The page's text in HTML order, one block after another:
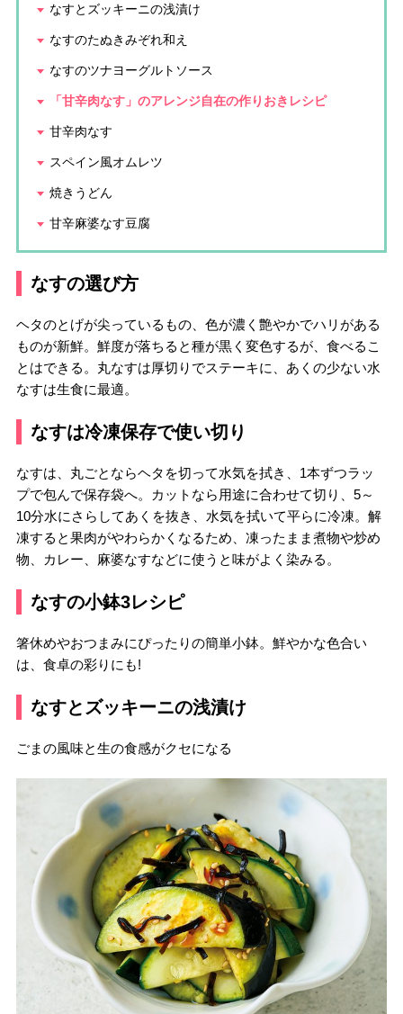
なすとズッキーニの浅漬け
なすのたぬきみぞれ和え
なすのツナヨーグルトソース
「甘辛肉なす」のアレンジ自在の作りおきレシピ
甘辛肉なす
スペイン風オムレツ
焼きうどん
甘辛麻婆なす豆腐
なすの選び方
ヘタのとげが尖っているもの、色が濃く艶やかでハリがある
ものが新鮮。鮮度が落ちると種が黒く変色するが、食べるこ
とはできる。丸なすは厚切りでステーキに、あくの少ない水
なすは生食に最適。
なすは冷凍保存で使い切り
なすは、丸ごとならヘタを切って水気を拭き、1本ずつラッ
プで包んで保存袋へ。カットなら用途に合わせて切り、5～
10分水にさらしてあくを抜き、水気を拭いて平らに冷凍。解
凍すると果肉がやわらかくなるため、凍ったまま煮物や炒め
物、カレー、麻婆なすなどに使うと味がよく染みる。
なすの小鉢3レシピ
箸休めやおつまみにぴったりの簡単小鉢。鮮やかな色合い
は、食卓の彩りにも!
なすとズッキーニの浅漬け
ごまの風味と生の食感がクセになる